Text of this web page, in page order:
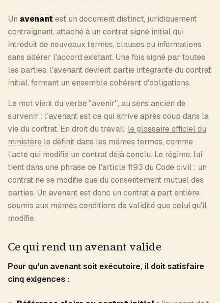
Un avenant est un document distinct, juridiquement
contraignant, attaché à un contrat signé initial qui
introduit de nouveaux termes, clauses ou informations
sans altérer l'accord existant. Une fois signé par toutes
les parties, l'avenant devient partie intégrante du contrat
initial, formant un ensemble cohérent d'obligations.
Le mot vient du verbe "avenir", au sens ancien de
survenir : l'avenant est ce qui arrive après coup dans la
vie du contrat. En droit du travail, le glossaire officiel du
ministère le définit dans les mêmes termes, comme
l'acte qui modifie un contrat déjà conclu. Le régime, lui,
tient dans une phrase de l'article 1193 du Code civil : un
contrat ne se modifie que du consentement mutuel des
parties. Un avenant est donc un contrat à part entière,
soumis aux mêmes conditions de validité que celui qu'il
modifie.
Ce qui rend un avenant valide
Pour qu'un avenant soit exécutoire, il doit satisfaire
cinq exigences :